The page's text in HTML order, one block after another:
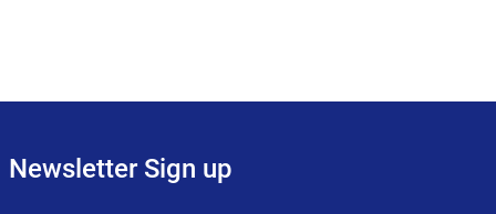
Newsletter Sign up